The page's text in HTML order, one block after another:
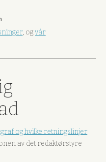
, ogvår
og hvilke retningslinjer
av det redaktørstyre